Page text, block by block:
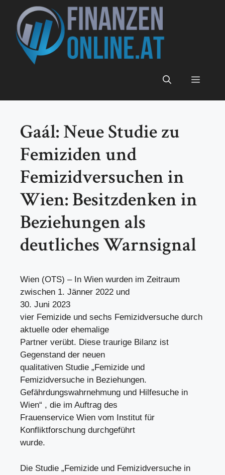
Inhalt
springen
Menü
Gaál: Neue Studie zu
Femiziden und
Femizidversuchen in
Wien: Besitzdenken in
Beziehungen als
deutliches Warnsignal
Wien (OTS) – In Wien wurden im Zeitraum
zwischen 1. Jänner 2022 und
30. Juni 2023
vier Femizide und sechs Femizidversuche durch
aktuelle oder ehemalige
Partner verübt. Diese traurige Bilanz ist
Gegenstand der neuen
qualitativen Studie „Femizide und
Femizidversuche in Beziehungen.
Gefährdungswahrnehmung und Hilfesuche in
Wien“ , die im Auftrag des
Frauenservice Wien vom Institut für
Konfliktforschung durchgeführt
wurde.
Die Studie „Femizide und Femizidversuche in